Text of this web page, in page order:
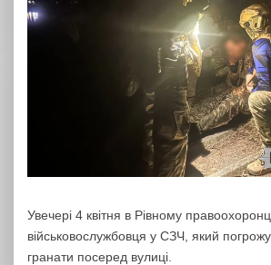
Увечері 4 квітня в Рівному
військовослужбовця у СЗЧ, який
гранати посеред вулиці.